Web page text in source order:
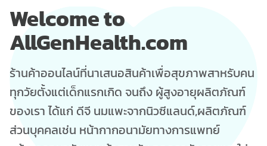
Welcome to
AllGenHealth.com
ร้านค้าออนไลน์ที่นาเสนอสินค้าเพื่อสุขภาพสาหรับคน
ทุกวัยตั้งแต่เด็กแรกเกิด จนถึง ผู้สูงอายุผลิตภัณฑ์
ของเรา ได้แก่ ดีจี นมแพะจากนิวซีแลนด์,ผลิตภัณฑ์
ส่วนบุคคลเช่น หน้ากากอนามัยทางการแพทย์